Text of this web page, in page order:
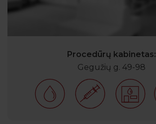
Procedūrų kabinetas:
Gegužių g. 49-98